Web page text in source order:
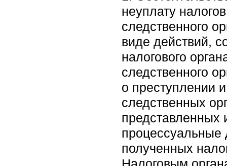
неуплату
следственного
виде действий,
налогового
следственного
о преступлении
следственных
представленных
процессуальные
полученных